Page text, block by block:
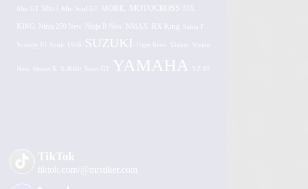
Mio GT Mio J Mio Soul GT MOBIL MOTOCROSS MX
KING Ninja 250 New Ninja R New NMAX RX King Satria F
Scoopy FI Sonic 150R SUZUKI Tiger Revo Vixion Vixion
Vixion R X-Ride Xeon GT YAMAHA YZ 85
TikTok
tiktok.com/@mrstiker.com